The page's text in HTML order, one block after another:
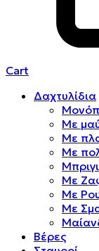
Cart
Δαχτυλίδια
Mε
Mε
Mε
Με
Με
Με
Βέρες